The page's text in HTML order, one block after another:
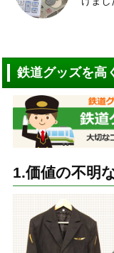
鉄道グッズを高
1.価値の不明